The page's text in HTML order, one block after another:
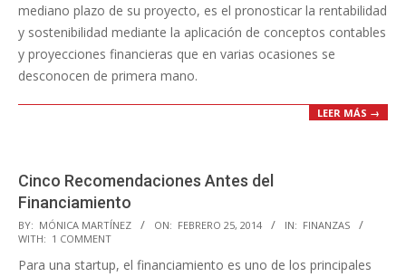
mediano plazo de su proyecto, es el pronosticar la rentabilidad
y sostenibilidad mediante la aplicación de conceptos contables
y proyecciones financieras que en varias ocasiones se
desconocen de primera mano.
LEER MÁS →
Cinco Recomendaciones Antes del
Financiamiento
2014-
02-
25
BY: MÓNICA MARTÍNEZ ON: FEBRERO 25, 2014 IN: FINANZAS
WITH: 1 COMMENT
Para una startup, el financiamiento es uno de los principales